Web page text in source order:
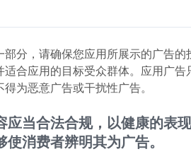
部分，请确保您应用所展示的广告
合应用的目标受众群体。应用广
为恶意广告或干扰性广告。
应当合法合规，以健康的表
消费者辨明其为广告。